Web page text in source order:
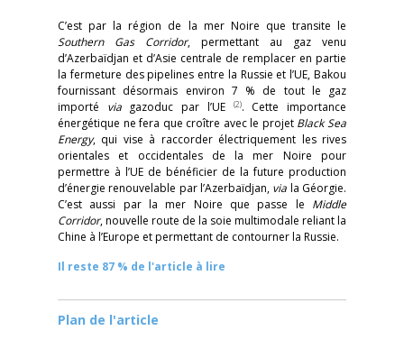
C’est par la région de la mer Noire que transite le
Southern Gas Corridor, permettant au gaz venu
d’Azerbaïdjan et d’Asie centrale de remplacer en partie
la fermeture des pipelines entre la Russie et l’UE, Bakou
fournissant désormais environ 7 % de tout le gaz
importé viagazoduc par l’UE (2). Cette importance
énergétique ne fera que croître avec le projet Black Sea
Energy, qui vise à raccorder électriquement les rives
orientales et occidentales de la mer Noire pour
permettre à l’UE de bénéficier de la future production
d’énergie renouvelable par l’Azerbaïdjan, via la Géorgie.
C’est aussi par la mer Noire que passe le Middle
Corridor, nouvelle route de la soie multimodale reliant la
Chine à l’Europe et permettant de contourner la Russie.
Il reste 87 % de l'article à lire
Plan de l'article